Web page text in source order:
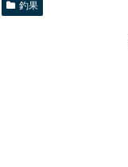
釣果